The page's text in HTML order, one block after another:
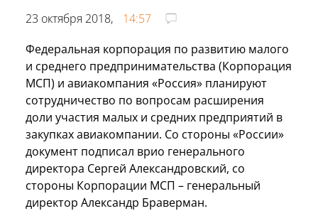
23 октября 2018,
14:57
Федеральная корпорация по развитию малого
и среднего предпринимательства (Корпорация
МСП) и авиакомпания «Россия» планируют
сотрудничество по вопросам расширения
доли участия малых и средних предприятий в
закупках авиакомпании. Со стороны «России»
документ подписал врио генерального
ди⁠ректора Сергей Александровский, со
стороны Корпорации МСП – генеральный
ди⁠ректор Александр Браверман.